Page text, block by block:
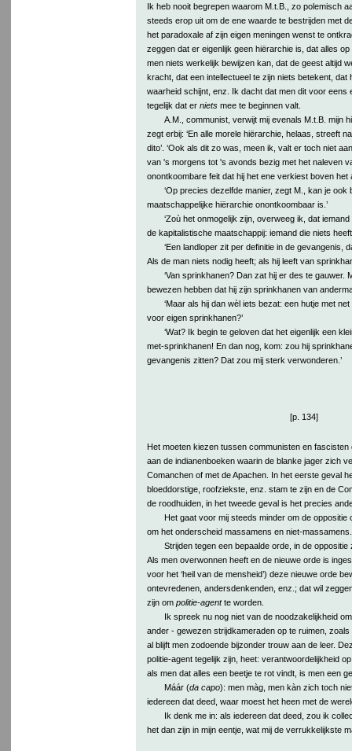
Ik heb nooit begrepen waarom M.t.B., zo polemisch
steeds erop uit om de ene waarde te bestrijden met
het paradoxale af zijn eigen meningen wenst te
zeggen dat er eigenlijk geen hiërarchie is, dat alles
men niets werkelijk bewijzen kan, dat de geest altijd
kracht, dat een intellectueel te zijn niets betekent, dat
waarheid schijnt, enz. Ik dacht dat men dit voor eens
tegelijk dat er nietsmee te beginnen valt.
A.M., communist, verwijt mij evenals M.t.B. mijn
zegt erbij: ‘En alle morele hiërarchie, helaas, streeft
dito’. ‘Ook als dit zo was, meen ik, valt er toch niet
van 's morgens tot 's avonds bezig met het naleven
onontkoombare feit dat hij het ene verkiest boven het
‘Op precies dezelfde manier, zegt M., kan je ook
maatschappelijke hiërarchie onontkoombaar is.’
‘Zoù het onmogelijk zijn, overweeg ik, dat
de kapitalistische maatschappij: iemand die niets
‘Een landloper zit per definitie in de gevangenis,
Als de man niets nodig heeft; als hij leeft van
‘Van sprinkhanen? Dan zat hij er des te gauwer.
bewezen hebben dat hij zijn sprinkhanen van
‘Maar als hij dan wèl iets bezat: een hutje met
voor eigen sprinkhanen?’
‘Wat? Ik begin te geloven dat het eigenlijk een
met-sprinkhanen! En dan nog, kom: zou hij
gevangenis zitten? Dat zou mij sterk verwonderen.’
[p. 134]
Het moeten kiezen tussen communisten en
aan de indianenboeken waarin de blanke jager zich
Comanchen of met de Apachen. In het eerste geval
bloeddorstige, roofziekste, enz. stam te zijn en de
de roodhuiden, in het tweede geval is het precies
Het gaat voor mij steeds minder om de
om het onderscheid massamens en niet-massamens.
Strijden tegen een bepaalde orde, in de
Als men overwonnen heeft en de nieuwe orde is
voor het ‘heil van de mensheid’) deze nieuwe orde
ontevredenen, andersdenkenden, enz.; dat wil
zijn om politie-agentte worden.
Ik spreek nu nog niet van de noodzakelijkheid
ander - gewezen strijdkameraden op te ruimen,
al blijft men zodoende bijzonder trouw aan de leer.
politie-agent tegelijk zijn, heet: verantwoordelijkheid
als men dat alles een beetje te rot vindt, is men een
Máár (da capo): men màg, men kàn zich toch
iedereen dat deed, waar moest het heen met de
Ik denk me in: als iedereen dat deed, zou ik
het dan zijn in mijn eentje, wat mij de verrukkelijkste